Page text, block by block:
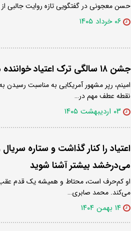
حسن معجونی در گفتگویی تازه روایت جالبی از
۰۶ خرداد ۱۴۰۵
جشن ۱۸ سالگی ترک اعتیاد خواننده مشهور
نقطه عطف مهم در…
۰۳ اردیبهشت ۱۴۰۵
اعتیاد را کنار گذاشت و ستاره
می‌درخشد بیشتر آشنا شوید
او کم‌حرف است، محتاط و همیشه یک قدم
می‌کند. محمد صابری…
۱۴ بهمن ۱۴۰۴